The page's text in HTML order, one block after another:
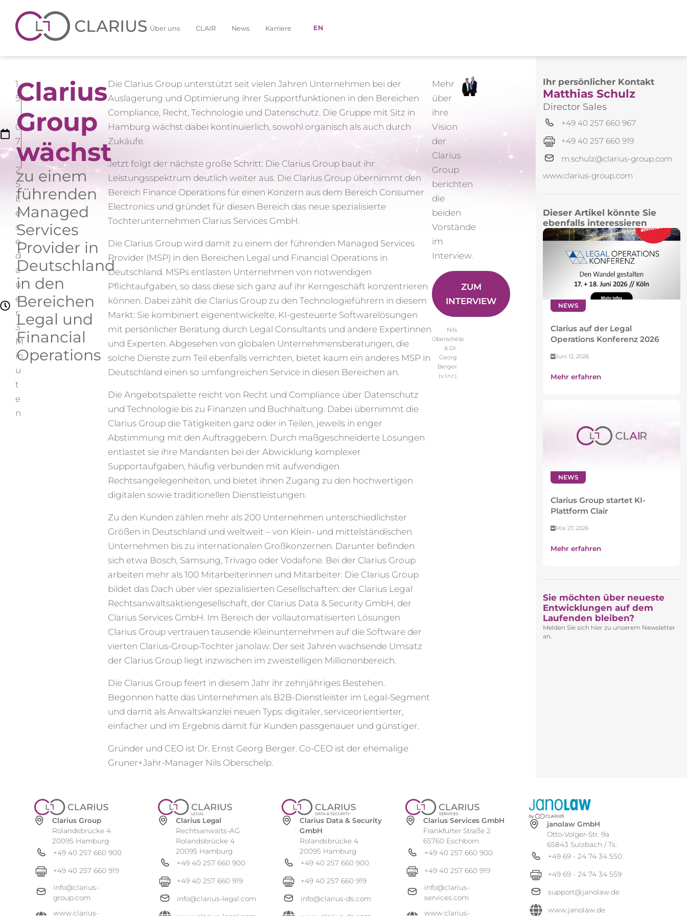
Über uns CLAIR News Karriere EN
1
5
.
0
7
.
2
5
L
e
s
e
d
a
u
e
r:
3
M
in
u
t
e
n
Clarius
Group
wächst
zu einem
führenden
Managed
Services
Provider in
Deutschland
in den
Bereichen
Legal und
Financial
Operations
Die Clarius Group unterstützt seit vielen Jahren Unternehmen bei der
Auslagerung und Optimierung ihrer Supportfunktionen in den Bereichen
Compliance, Recht, Technologie und Datenschutz. Die Gruppe mit Sitz in
Hamburg wächst dabei kontinuierlich, sowohl organisch als auch durch
Zukäufe.
Jetzt folgt der nächste große Schritt: Die Clarius Group baut ihr
Leistungsspektrum deutlich weiter aus. Die Clarius Group übernimmt den
Bereich Finance Operations für einen Konzern aus dem Bereich Consumer
Electronics und gründet für diesen Bereich das neue spezialisierte
Tochterunternehmen Clarius Services GmbH.
Die Clarius Group wird damit zu einem der führenden Managed Services
Provider (MSP) in den Bereichen Legal und Financial Operations in
Deutschland. MSPs entlasten Unternehmen von notwendigen
Pflichtaufgaben, so dass diese sich ganz auf ihr Kerngeschäft konzentrieren
können. Dabei zählt die Clarius Group zu den Technologieführern in diesem
Markt: Sie kombiniert eigenentwickelte, KI-gesteuerte Softwarelösungen
mit persönlicher Beratung durch Legal Consultants und andere Expertinnen
und Experten. Abgesehen von globalen Unternehmensberatungen, die
solche Dienste zum Teil ebenfalls verrichten, bietet kaum ein anderes MSP in
Deutschland einen so umfangreichen Service in diesen Bereichen an.
Die Angebotspalette reicht von Recht und Compliance über Datenschutz
und Technologie bis zu Finanzen und Buchhaltung. Dabei übernimmt die
Clarius Group die Tätigkeiten ganz oder in Teilen, jeweils in enger
Abstimmung mit den Auftraggebern. Durch maßgeschneiderte Lösungen
entlastet sie ihre Mandanten bei der Abwicklung komplexer
Supportaufgaben, häufig verbunden mit aufwendigen
Rechtsangelegenheiten, und bietet ihnen Zugang zu den hochwertigen
digitalen sowie traditionellen Dienstleistungen.
Zu den Kunden zählen mehr als 200 Unternehmen unterschiedlichster
Größen in Deutschland und weltweit – von Klein- und mittelständischen
Unternehmen bis zu internationalen Großkonzernen. Darunter befinden
sich etwa Bosch, Samsung, Trivago oder Vodafone. Bei der Clarius Group
arbeiten mehr als 100 Mitarbeiterinnen und Mitarbeiter. Die Clarius Group
bildet das Dach über vier spezialisierten Gesellschaften: der Clarius Legal
Rechtsanwaltsaktiengesellschaft, der Clarius Data & Security GmbH, der
Clarius Services GmbH. Im Bereich der vollautomatisierten Lösungen
Clarius Group vertrauen tausende Kleinunternehmen auf die Software der
vierten Clarius-Group-Tochter janolaw. Der seit Jahren wachsende Umsatz
der Clarius Group liegt inzwischen im zweistelligen Millionenbereich.
Die Clarius Group feiert in diesem Jahr ihr zehnjähriges Bestehen.
Begonnen hatte das Unternehmen als B2B-Dienstleister im Legal-Segment
und damit als Anwaltskanzlei neuen Typs: digitaler, serviceorientierter,
einfacher und im Ergebnis damit für Kunden passgenauer und günstiger.
Gründer und CEO ist Dr. Ernst Georg Berger. Co-CEO ist der ehemalige
Gruner+Jahr-Manager Nils Oberschelp.
Mehr
über
ihre
Vision
der
Clarius
Group
berichten
die
beiden
Vorstände
im
Interview.
ZUM
INTERVIEW
Nils
Oberschelp
& Dr.
Georg
Berger
(v.l.n.r.)
Ihr persönlicher Kontakt
Matthias Schulz
Director Sales
+49 40 257 660 967
+49 40 257 660 919
m.schulz@clarius-group.com
www.clarius-group.com
Dieser Artikel könnte Sie
ebenfalls interessieren
NEWS
Clarius auf der Legal
Operations Konferenz 2026
Juni 12, 2026
Mehr erfahren
NEWS
Clarius Group startet KI-
Plattform Clair
Mai 27, 2026
Mehr erfahren
Sie möchten über neueste
Entwicklungen auf dem
Laufenden bleiben?​
Melden Sie sich hier zu unserem Newsletter
an.
Clarius Group
Rolandsbrücke 4
20095 Hamburg
+49 40 257 660 900
+49 40 257 660 919
info@clarius-
group.com
www.clarius-
Clarius Legal
Rechtsanwalts-AG
Rolandsbrücke 4
20095 Hamburg
+49 40 257 660 900
+49 40 257 660 919
info@clarius-legal.com
Clarius Data & Security
GmbH
Rolandsbrücke 4
20095 Hamburg
+49 40 257 660 900
+49 40 257 660 919
info@clarius-ds.com
Clarius Services GmbH
Frankfurter Straße 2
65760 Eschborn
+49 40 257 660 900
+49 40 257 660 919
info@clarius-
services.com
www.clarius-
janolaw GmbH
Otto-Volger-Str. 9a
65843 Sulzbach / Ts.
+49 69 - 24 74 34 550
+49 69 - 24 74 34 559
support@janolaw.de
www.janolaw.de